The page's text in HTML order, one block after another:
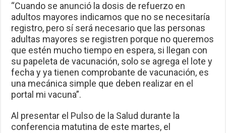
“Cuando se anunció la dosis de refuerzo en
adultos mayores indicamos que no se necesitaría
registro, pero sí será necesario que las personas
adultas mayores se registren porque no queremos
que estén mucho tiempo en espera, si llegan con
su papeleta de vacunación, solo se agrega el lote y
fecha y ya tienen comprobante de vacunación, es
una mecánica simple que deben realizar en el
portal mi vacuna”.
Al presentar el Pulso de la Salud durante la
conferencia matutina de este martes, el